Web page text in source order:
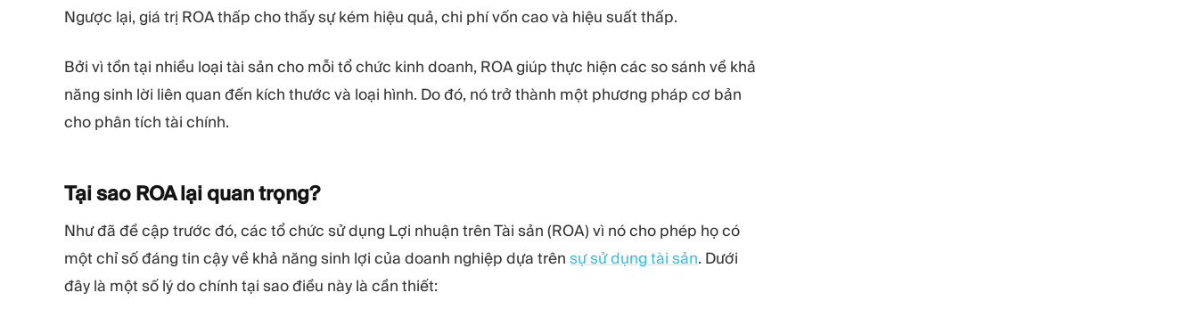
Ngược lại, giá trị ROA thấp cho thấy sự kém hiệu quả, chi phí vốn cao và hiệu suất thấp.
Bởi vì tồn tại nhiều loại tài sản cho mỗi tổ chức kinh doanh, ROA giúp thực hiện các so sánh về khả
năng sinh lời liên quan đến kích thước và loại hình. Do đó, nó trở thành một phương pháp cơ bản
cho phân tích tài chính.
Tại sao ROA lại quantrọng?
Như đã đề cập trước đó, các tổ chức sử dụng Lợi nhuận trên Tài sản (ROA) vì nó cho phép họ có
một chỉ số đáng tin cậy về khả năng sinh lợi của doanh nghiệp dựa trên sự sử dụng tài sản. Dưới
đây là một số lý do chính tại sao điều này là cần thiết: